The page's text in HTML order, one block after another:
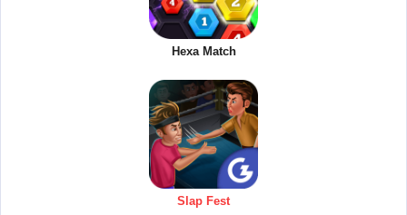
Hexa Match
Slap Fest